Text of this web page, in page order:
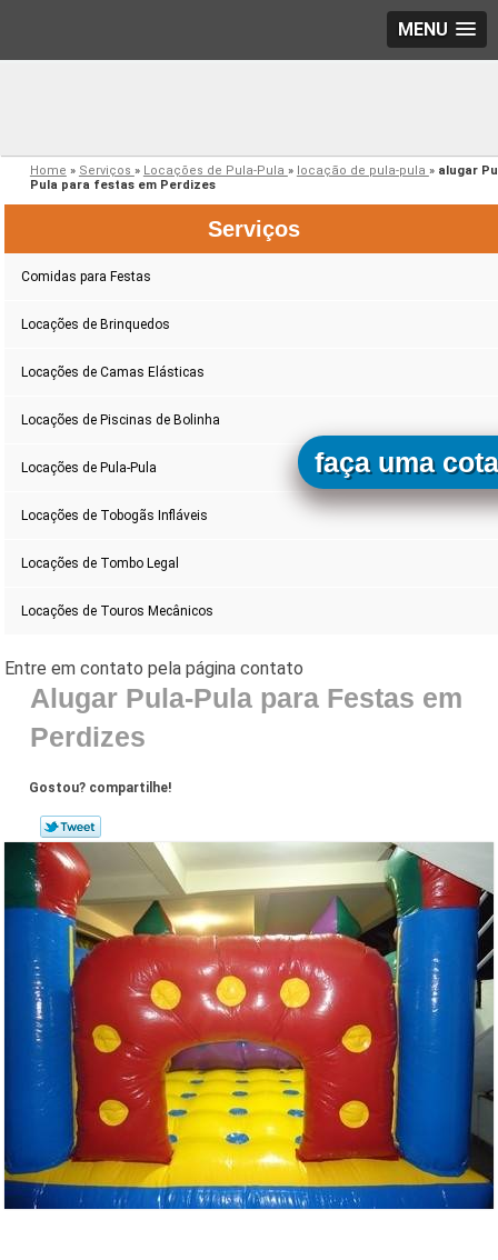
MENU
Home » Serviços » Locações de Pula-Pula » locação de pula-pula » alugar
Pula para festas em Perdizes
Serviços
Comidas para Festas
Locações de Brinquedos
Locações de Camas Elásticas
Locações de Piscinas de Bolinha
Locações de Pula-Pula
Locações de Tobogãs Infláveis
Locações de Tombo Legal
Locações de Touros Mecânicos
Alugar Pula-Pula para Festas em
Perdizes
Gostou? compartilhe!
faça uma